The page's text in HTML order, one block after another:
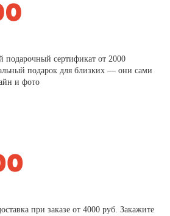
подарочный сертификат от 2000
подарок для близких — они сами
и фото
при заказе от 4000 руб. Закажите